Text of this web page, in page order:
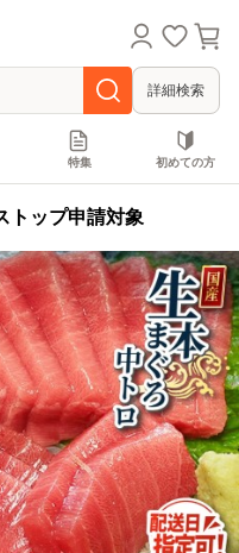
詳細検索
特集 初めての方
トップ申請対象